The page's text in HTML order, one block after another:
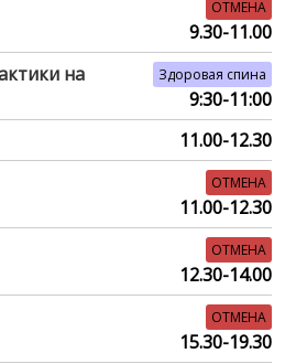
ОТМЕНА
9.30-11.00
на
Здоровая спина
9:30-11:00
11.00-12.30
ОТМЕНА
11.00-12.30
ОТМЕНА
12.30-14.00
ОТМЕНА
15.30-19.30